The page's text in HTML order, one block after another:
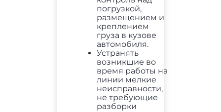
погрузкой,
размещением и
креплением
груза в кузове
автомобиля.
Устранять
возникшие во
время работы на
линии мелкие
неисправности,
не требующие
разборки